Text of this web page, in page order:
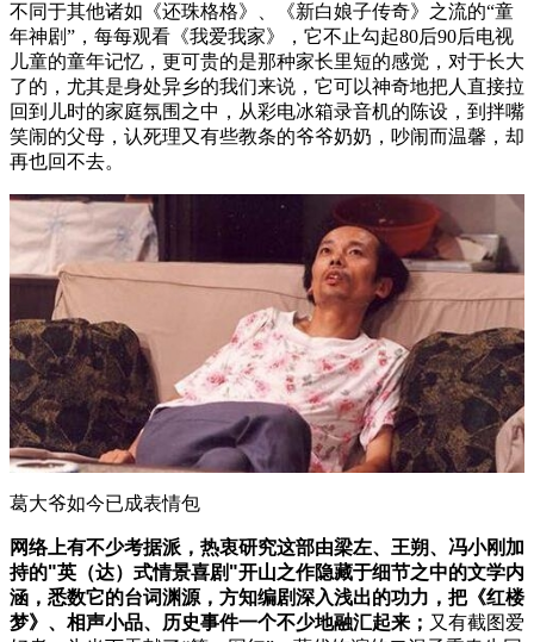
不同于其他诸如《还珠格格》、《新白娘子传奇》之流的“童
年神剧”，每每观看《我爱我家》，它不止勾起80后90后电视
儿童的童年记忆，更可贵的是那种家长里短的感觉，对于长大
了的，尤其是身处异乡的我们来说，它可以神奇地把人直接拉
回到儿时的家庭氛围之中，从彩电冰箱录音机的陈设，到拌嘴
笑闹的父母，认死理又有些教条的爷爷奶奶，吵闹而温馨，却
再也回不去。
葛大爷如今已成表情包
网络上有不少考据派，热衷研究这部由梁左、王朔、冯小刚加
持的"英（达）式情景喜剧 "开山之作隐藏于细节之中的文学内
涵，悉数它的台词渊源，方知编剧深入浅出的功力，把《红楼
梦》、相声小品、历史事件一个不少地融汇起来； 又有截图爱